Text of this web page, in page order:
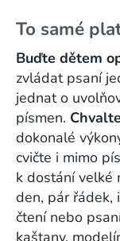
To samé
Buďte dětem
zvládat psaní
jednat o
písmen.
dokonalé
cvičte i mimo
k dostání velké
den, pár řádek,
čtení nebo
kaštany,